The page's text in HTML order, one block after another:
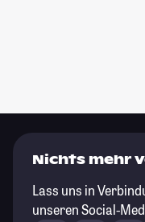
Nichts mehr
Lass uns in
unseren Social-